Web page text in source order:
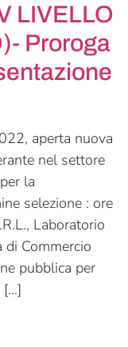
LIVELLO
Proroga
aperta nuova
nel settore
la
selezione : ore
Laboratorio
di Commercio
pubblica per
[…]